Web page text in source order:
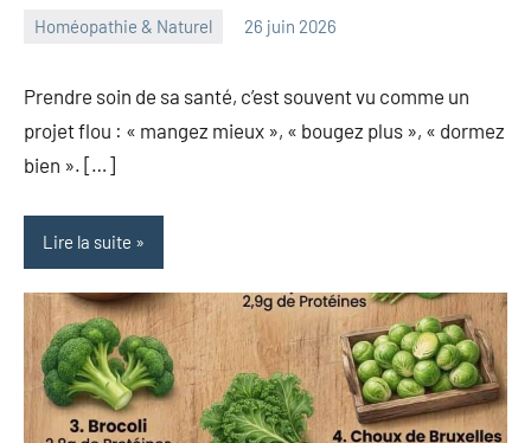
Homéopathie & Naturel 26 juin 2026
herbosafe
Prendre soin de sa santé, c’est souvent vu comme un
projet flou : « mangez mieux », « bougez plus », « dormez
bien ». […]
Lire la suite